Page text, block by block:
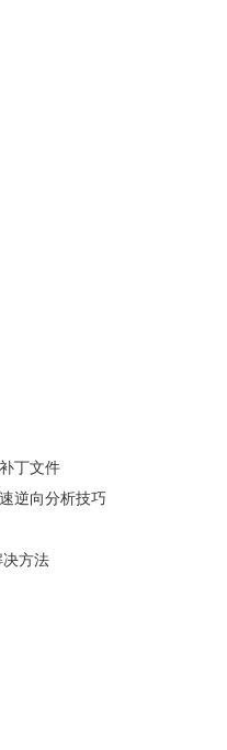
丁文件
逆向分析技巧
决方法